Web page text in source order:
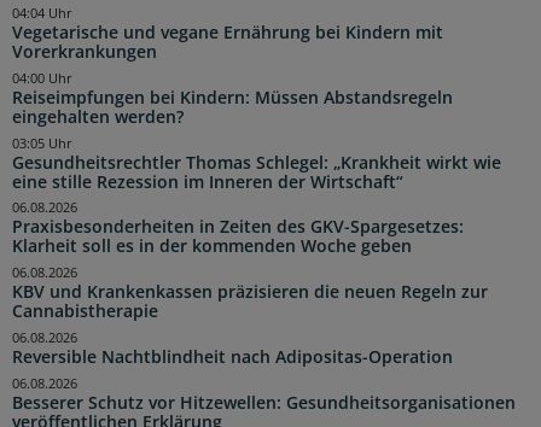
Vegetarische und vegane Ernährung bei Kindern mit
Vorerkrankungen
04:04 Uhr
Reiseimpfungen bei Kindern: Müssen Abstandsregeln
eingehalten werden?
04:00 Uhr
Gesundheitsrechtler Thomas Schlegel: „Krankheit wirkt wie
eine stille Rezession im Inneren der Wirtschaft“
03:05 Uhr
Praxisbesonderheiten in Zeiten des GKV-Spargesetzes:
Klarheit soll es in der kommenden Woche geben
06.08.2026
KBV und Krankenkassen präzisieren die neuen Regeln zur
Cannabistherapie
06.08.2026
Reversible Nachtblindheit nach Adipositas-Operation
06.08.2026
Besserer Schutz vor Hitzewellen: Gesundheitsorganisationen
veröffentlichen Erklärung
06.08.2026